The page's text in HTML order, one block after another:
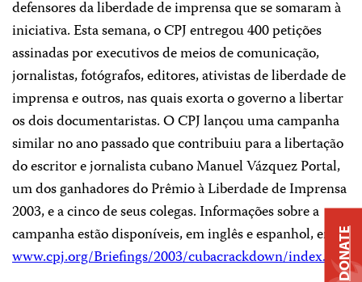
defensores da liberdade de imprensa que se somaram à
iniciativa. Esta semana, o CPJ entregou 400 petições
assinadas por executivos de meios de comunicação,
jornalistas, fotógrafos, editores, ativistas de liberdade de
imprensa e outros, nas quais exorta o governo a libertar
os dois documentaristas. O CPJ lançou uma campanha
similar no ano passado que contribuiu para a libertação
do escritor e jornalista cubano Manuel Vázquez Portal,
um dos ganhadores do Prêmio à Liberdade de Imprensa
2003, e a cinco de seus colegas. Informações sobre a
campanha estão disponíveis, em inglês e espanhol, em
www.cpj.org/Briefings/2003/cubacrackdown/index.html.
DONATE